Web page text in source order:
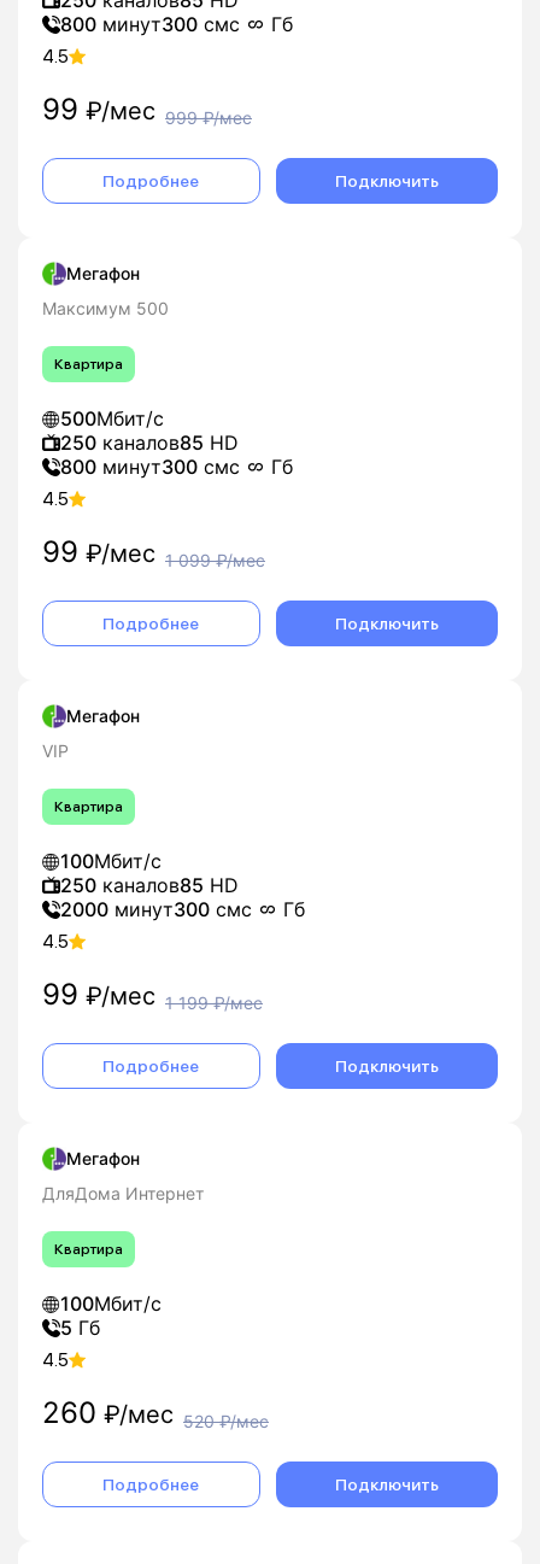
800 минут300 смс Гб
4.5
99 ₽/мес 999₽/мес
Подробнее Подключить
Мегафон
Максимум 500
Квартира
500Мбит/с
250 каналов85 HD
800 минут300 смс Гб
4.5
99 ₽/мес 1 099₽/мес
Подробнее Подключить
Мегафон
VIP
Квартира
100Мбит/с
250 каналов85 HD
2000 минут300 смс Гб
4.5
99 ₽/мес 1 199₽/мес
Подробнее Подключить
Мегафон
ДляДома Интернет
Квартира
100Мбит/с
5 Гб
4.5
260 ₽/мес 520₽/мес
Подробнее Подключить